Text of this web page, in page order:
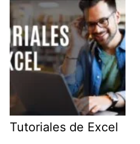
Tutoriales de Excel